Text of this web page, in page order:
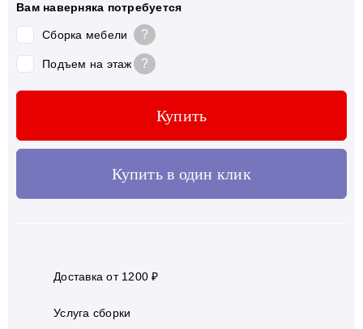
Вам наверняка потребуется
Сборка мебели ?
Подъем на этаж ?
Купить
Купить в один клик
Доставка от 1200 ₽
Услуга сборки